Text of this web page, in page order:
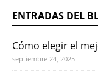
ENTRADAS DEL
Cómo elegir el
septiembre 24, 2025